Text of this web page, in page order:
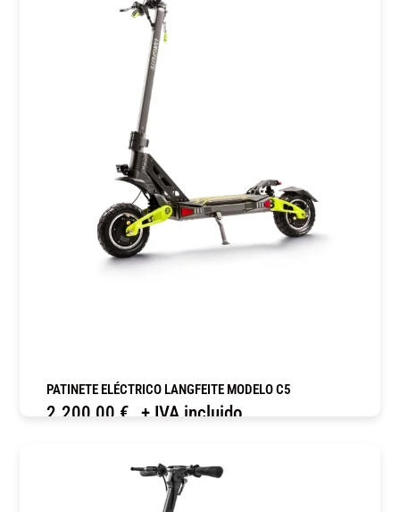
PATINETE ELÉCTRICO LANGFEITE MODELO C5
2.200,00 € + IVA incluido